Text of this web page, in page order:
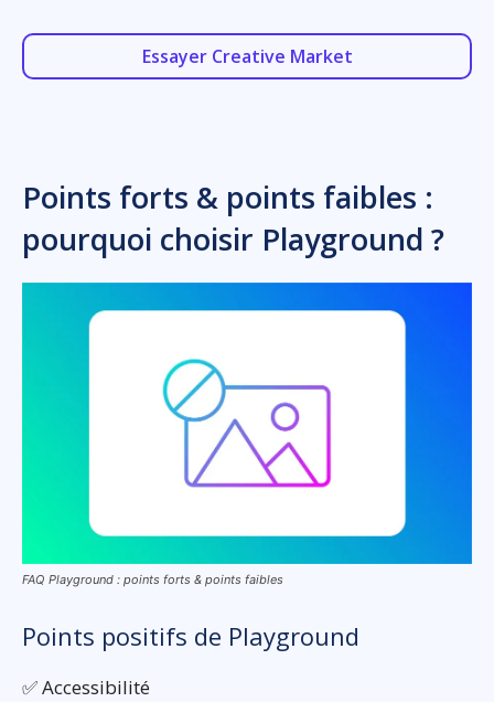
Essayer Creative Market
Points forts & points faibles :
pourquoi choisir Playground ?
FAQ Playground : points forts & points faibles
Points positifs de Playground
✅ Accessibilité